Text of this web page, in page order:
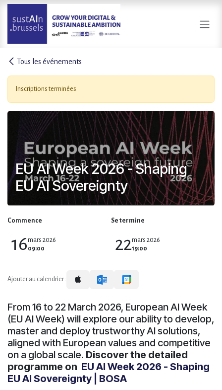
Se rendre au contenu
Tous les événements
Inscriptions terminées
EU AI Week 2026 - Shaping
EU AI Sovereignty
Commence
16mars 2026
09:00
Se termine
22mars 2026
19:00
Ajouter au calendrier :
From 16 to 22 March 2026, European AI Week
(EU AI Week) will explore our ability to develop,
master and deploy trustworthy AI solutions,
aligned with European values and competitive
on a global scale. Discover the detailed
programme on EU AI Week 2026 - Shaping
EU AI Sovereignty | BOSA